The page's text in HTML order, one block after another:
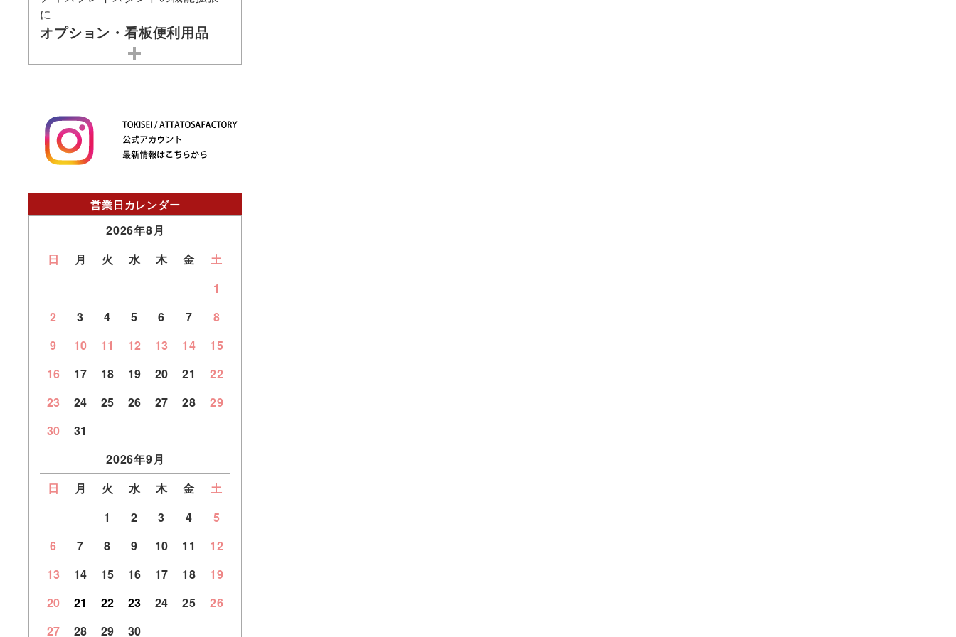
に
オプション・看板便利用品
営業日カレンダー
2026年8月
日
月 火 水 木 金
土
1
2
3 4 5 6 7
8
9
10 11 12 13 14
15
16
17 18 19 20 21
22
23
24 25 26 27 28
29
30
31
2026年9月
日
月 火 水 木 金
土
1
2 3 4
5
6
7 8 9 10 11
12
13
14 15 16 17 18
19
20
21 22 23 24 25
26
27
28 29 30